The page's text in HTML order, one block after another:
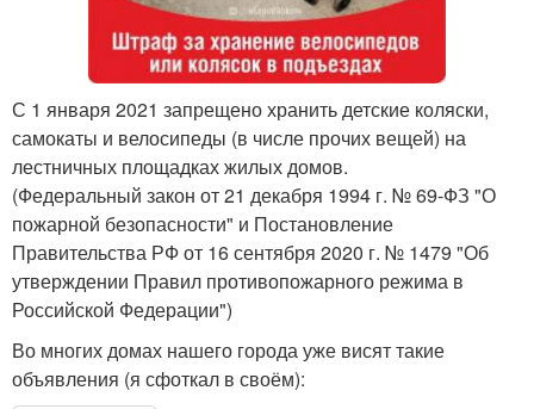
С 1 января 2021 запрещено хранить детские коляски,
самокаты и велосипеды (в числе прочих вещей) на
лестничных площадках жилых домов.
(Федеральный закон от 21 декабря 1994 г. № 69-ФЗ "О
пожарной безопасности" и Постановление
Правительства РФ от 16 сентября 2020 г. № 1479 "Об
утверждении Правил противопожарного режима в
Российской Федерации")
Во многих домах нашего города уже висят такие
объявления (я сфоткал в своём):